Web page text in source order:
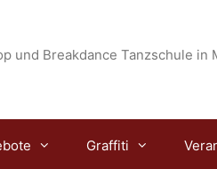
und Breakdance Tanzschule in
Graffiti